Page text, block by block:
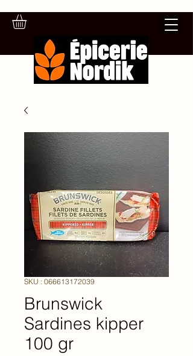
SKU : 066613172039
Brunswick
Sardines kipper
100 gr